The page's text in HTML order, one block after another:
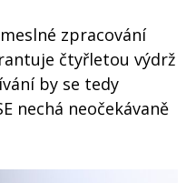
zpracování
čtyřletou výdrž
by se tedy
nechá neočekávaně